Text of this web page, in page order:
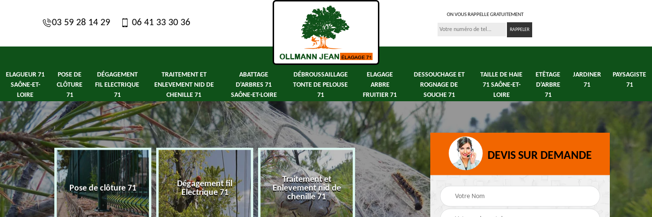
03 59 28 14 29 06 41 33 30 36
ON VOUS RAPPELLE GRATUITEMENT
ELAGUEUR 71
SAÔNE-ET-
LOIRE
POSE DE
CLÔTURE
71
DÉGAGEMENT
FIL ELECTRIQUE
71
TRAITEMENT ET
ENLEVEMENT NID DE
CHENILLE 71
ABATTAGE
D'ARBRES 71
SAÔNE-ET-LOIRE
DÉBROUSSAILLAGE
TONTE DE PELOUSE
71
ELAGAGE
ARBRE
FRUITIER 71
DESSOUCHAGE ET
ROGNAGE DE
SOUCHE 71
TAILLE DE HAIE
71 SAÔNE-ET-
LOIRE
ETÊTAGE
D'ARBRE
71
JARDINER
71
PAYSAGISTE
71
Saône-et-
Pose de clôture 71
Dégagement fil
Electrique 71
Traitement et
Enlevement nid de
chenille 71
Abattage d'arbres 71
Saône-et-Loire
DEVIS SUR DEMANDE